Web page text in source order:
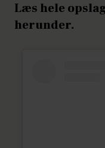
Læs hele
herunder.